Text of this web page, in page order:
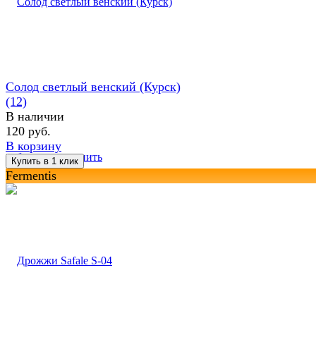
избранное сравнить
Солод светлый венский (Курск)
(12)
В наличии
120 руб.
В корзину
Fermentis